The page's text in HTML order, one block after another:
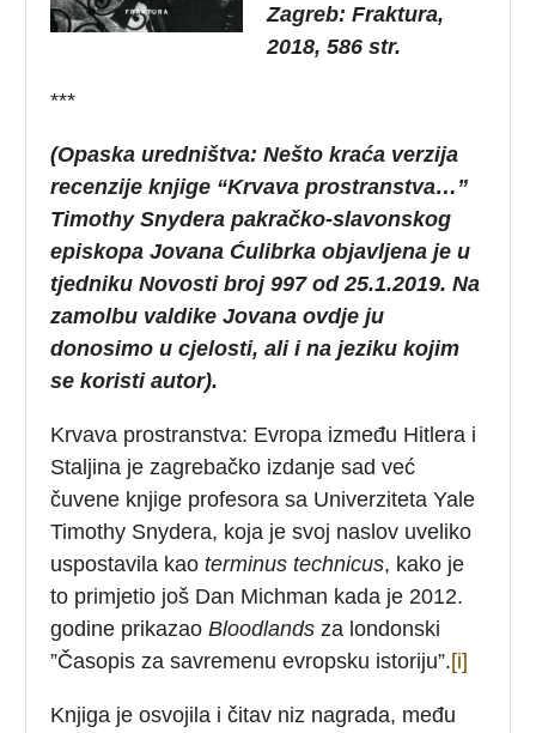
Zagreb: Fraktura,
2018, 586 str.
***
(Opaska uredništva: Nešto kraća verzija
recenzije knjige “Krvava prostranstva…”
Timothy Snydera pakračko-slavonskog
episkopa Jovana Ćulibrka objavljena je u
tjedniku Novosti broj 997 od 25.1.2019. Na
zamolbu valdike Jovana ovdje ju
donosimo u cjelosti, ali i na jeziku kojim
se koristi autor).
Krvava prostranstva: Evropa između Hitlera i
Staljina je zagrebačko izdanje sad već
čuvene knjige profesora sa Univerziteta Yale
Timothy Snydera, koja je svoj naslov uveliko
uspostavila kaoterminus technicus, kako je
to primjetio još Dan Michman kada je 2012.
godine prikazaoBloodlands za londonski
”Časopis za savremenu evropsku istoriju”.[i]
Knjiga je osvojila i čitav niz nagrada, među